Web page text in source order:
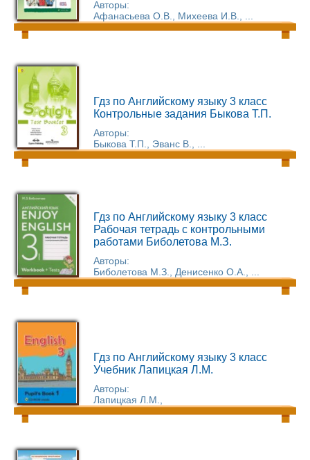
Авторы:
Афанасьева О.В., Михеева И.В., ...
Гдз по Английскому языку 3 класс
Контрольные задания Быкова Т.П.
Авторы:
Быкова Т.П., Эванс В., ...
Гдз по Английскому языку 3 класс
Рабочая тетрадь с контрольными
работами Биболетова М.З.
Авторы:
Биболетова М.З., Денисенко О.А., ...
Гдз по Английскому языку 3 класс
Учебник Лапицкая Л.М.
Авторы:
Лапицкая Л.М.,